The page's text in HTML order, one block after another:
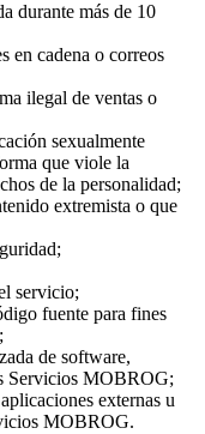
durante más de 10
en cadena o correos
ilegal de ventas o
sexualmente
que viole la
de la personalidad;
extremista o que
servicio;
fuente para fines
de software,
Servicios MOBROG;
externas u
MOBROG.